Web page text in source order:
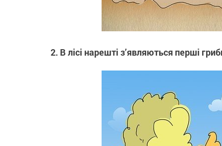
2. В лісі нарешті з’являються перші